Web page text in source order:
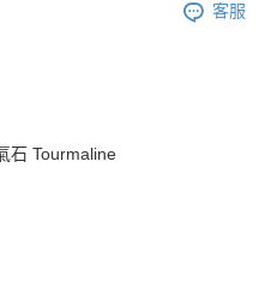
客服
石 Tourmaline